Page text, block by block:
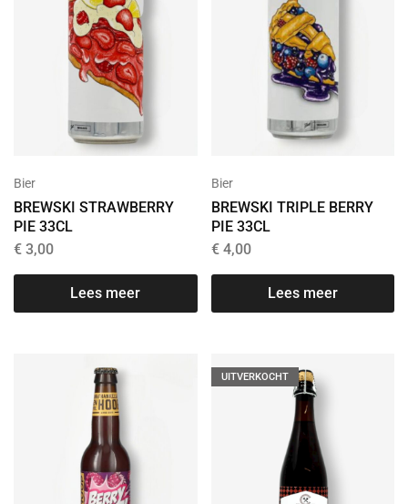
Bier
BREWSKI STRAWBERRY
PIE 33CL
€ 3,00
Lees meer
Bier
BREWSKI TRIPLE BERRY
PIE 33CL
€4,00
Lees meer
UITVERKOCHT